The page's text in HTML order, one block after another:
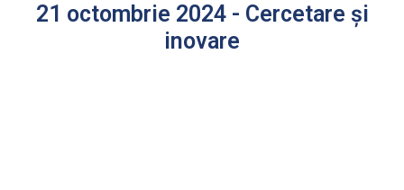
21 octombrie 2024 - Cercetare și
inovare